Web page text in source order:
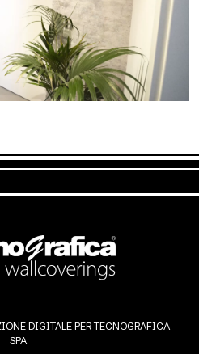
DIGITALE PER TECNOGRAFICA
SPA